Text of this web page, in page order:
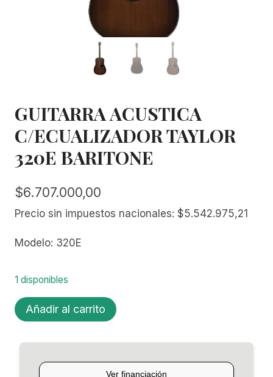
GUITARRA ACUSTICA
C/ECUALIZADOR TAYLOR
320E BARITONE
$6.707.000,00
Precio sin impuestos nacionales: $5.542.975,21
Modelo: 320E
1 disponibles
GUITARRA
ACUSTICA
320E
Añadir al carrito